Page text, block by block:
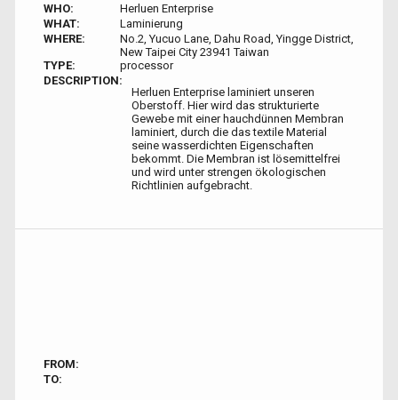
WHO:
Herluen Enterprise
WHAT:
Laminierung
WHERE:
No.2, Yucuo Lane, Dahu Road, Yingge District,
New Taipei City 23941 Taiwan
TYPE:
processor
DESCRIPTION:
Herluen Enterprise laminiert unseren
Oberstoff. Hier wird das strukturierte
Gewebe mit einer hauchdünnen Membran
laminiert, durch die das textile Material
seine wasserdichten Eigenschaften
bekommt. Die Membran ist lösemittelfrei
und wird unter strengen ökologischen
Richtlinien aufgebracht.
FROM:
TO: